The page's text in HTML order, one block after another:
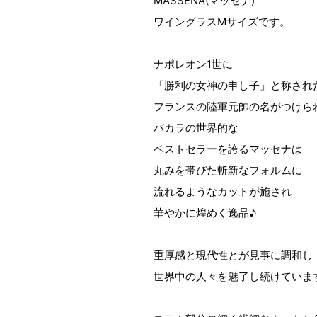
ワイングラスMサイズです。
ナポレオン1世に
「勝利の女神の申し子」と称され
フランスの陸軍元帥の名がつけら
バカラの世界的な
ベストセラーを誇るマッセナは
丸みを帯びた斬新なフォルムに
流れるようなカットが施され
華やかに煌めく逸品♪
重厚感と現代性とが見事に調和し
世界中の人々を魅了し続けてい